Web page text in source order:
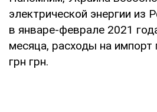
электрической энергии из
в январе-феврале 2021
месяца, расходы на
грн грн.